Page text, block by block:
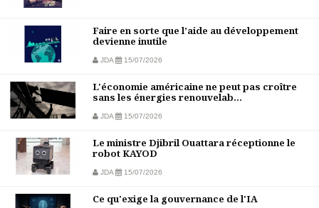
Faire en sorte que l’aide au développement
devienne inutile
JDA 15/07/2026
L'économie américaine ne peut pas croître
sans les énergies renouvelab...
JDA 15/07/2026
Le ministre Djibril Ouattara réceptionne le
robot KAYOD
JDA 15/07/2026
Ce qu'exige la gouvernance de l'IA